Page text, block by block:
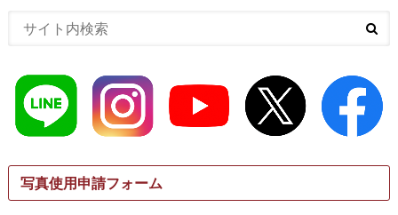
写真使用申請フォーム